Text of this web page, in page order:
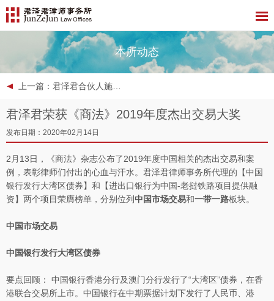
本所动态
上一篇 ：君泽君合伙人施伟钢律师荣获ALB 2020中国十五佳诉讼律师
君泽君荣获《商法》2019年度杰出交易大奖
发布日期：2020年02月14日
2月13日，《商法》杂志公布了2019年度中国相关的杰出交易和案
例，表彰律师们付出的心血与汗水。君泽君律师事务所代理的【中国
银行发行大湾区债券】和【进出口银行为中国-老挝铁路项目提供融
资】两个项目荣膺榜单，分别位列中国市场交易和一带一路板块。
中国市场交易
中国银行发行大湾区债券
要点回顾： 中国银行香港分行及澳门分行发行了“大湾区”债券，在香
港联合交易所上市。中国银行在中期票据计划下发行了人民币、港